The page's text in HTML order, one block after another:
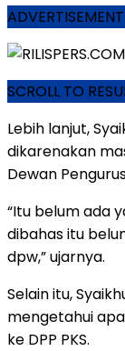
ADVERTISEMENT
SCROLL TO
Lebih lanjut,
dikarenakan
Dewan
“Itu belum ada
dibahas itu
dpw,” ujarnya.
Selain itu,
mengetahui
ke DPP PKS.